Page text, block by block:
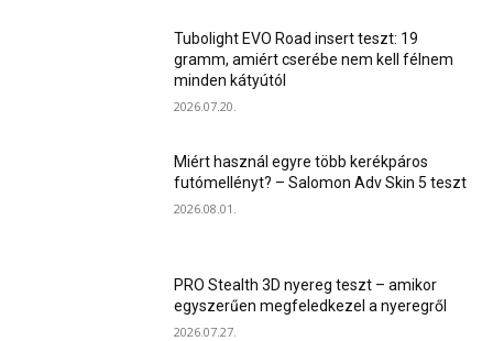
Tubolight EVO Road insert teszt: 19
gramm, amiért cserébe nem kell félnem
minden kátyútól
2026.07.20.
Miért használ egyre több kerékpáros
futómellényt? – Salomon Adv Skin 5 teszt
2026.08.01.
PRO Stealth 3D nyereg teszt – amikor
egyszerűen megfeledkezel a nyeregről
2026.07.27.